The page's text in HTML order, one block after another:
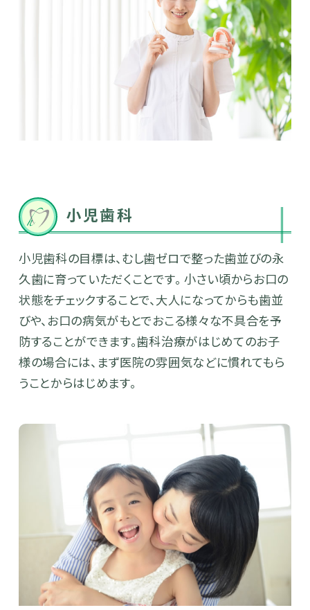
小児歯科
小児歯科の目標は、むし歯ゼロで整った歯並びの永
久歯に育っていただくことです。 小さい頃からお口の
状態をチェックすることで、大人になってからも歯並
びや、お口の病気がもとでおこる様々な不具合を予
防することができます。歯科治療がはじめてのお子
様の場合には、まず医院の雰囲気などに慣れてもら
うことからはじめます。